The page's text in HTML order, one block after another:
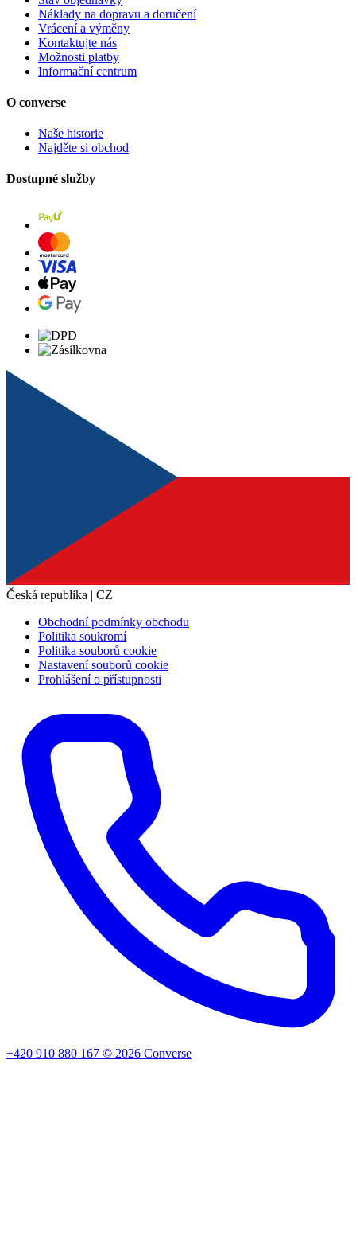
Náklady na dopravu a doručení
Vrácení a výměny
Kontaktujte nás
Možnosti platby
Informační centrum
O converse
Naše historie
Najděte si obchod
Dostupné služby
Česká republika | CZ
Obchodní podmínky obchodu
Politika soukromí
Politika souborů cookie
Nastavení souborů cookie
Prohlášení o přístupnosti
+420 910 880 167 © 2026 Converse